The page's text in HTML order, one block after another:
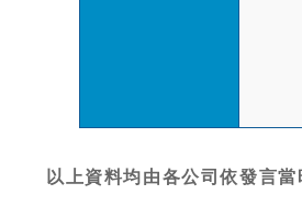
以上資料均由各公司依發言